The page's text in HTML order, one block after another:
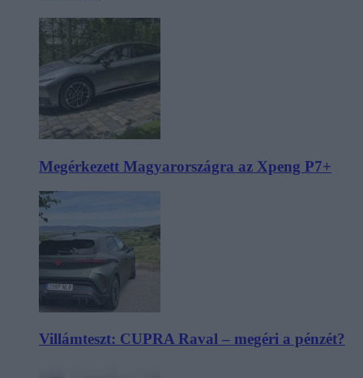
Megérkezett Magyarországra az Xpeng P7+
Villámteszt: CUPRA Raval – megéri a pénzét?